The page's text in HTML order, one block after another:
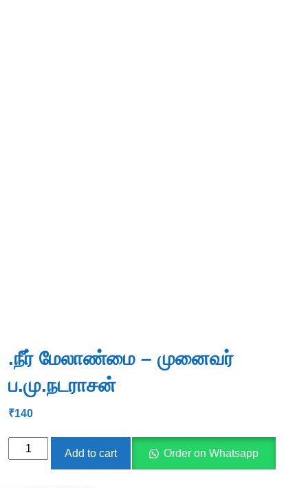
.நீர் மேலாண்மை – முனைவர்
ப.மு.நடராசன்
₹140
Add to cart Order on Whatsapp